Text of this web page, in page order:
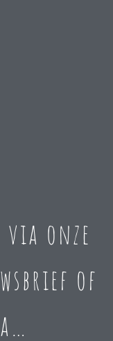
onze
of